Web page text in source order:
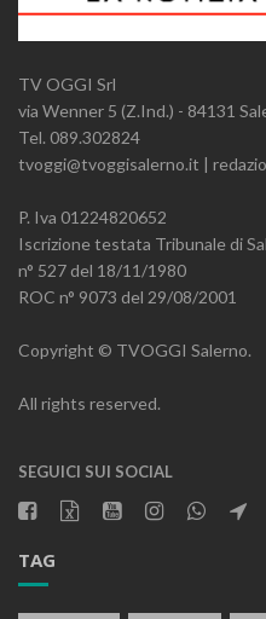
TV OGGI Srl
via Wenner 5 (Z.Ind.) - 84131
Tel. 089.302824
tvoggi@tvoggisalerno.it |
P. Iva 01224820652
Iscrizione testata Tribunale di
n° 527 del 18/11/1980
ROC n° 9073 del 29/08/2001
Copyright © TVOGGI Salerno.
All rights reserved.
SEGUICI SUI SOCIAL
TAG